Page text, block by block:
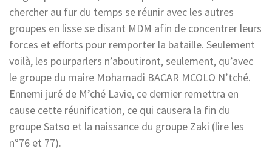
chercher au fur du temps se réunir avec les autres
groupes en lisse se disant MDM afin de concentrer leurs
forces et efforts pour remporter la bataille. Seulement
voilà, les pourparlers n’aboutiront, seulement, qu’avec
le groupe du maire Mohamadi BACAR MCOLO N’tché.
Ennemi juré de M’ché Lavie, ce dernier remettra en
cause cette réunification, ce qui causera la fin du
groupe Satso et la naissance du groupe Zaki (lire les
n°76 et 77).